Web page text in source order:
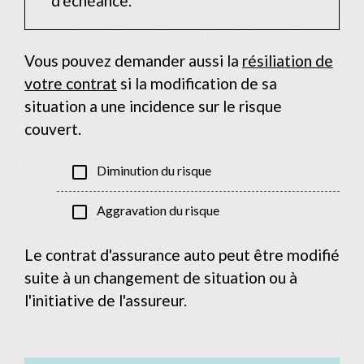
Vous pouvez demander aussi la résiliation de
votre contrat si la modification de sa
situation a une incidence sur le risque
couvert.
check_box_outline_blank Diminution du risque
check_box_outline_blank Aggravation du risque
Le contrat d'assurance auto peut être modifié
suite à un changement de situation ou à
l'initiative de l'assureur.